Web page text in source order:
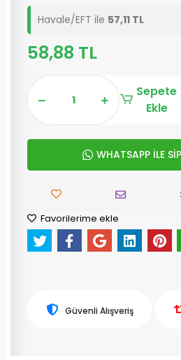
Havale/EFT ile 57,11 TL
58,88 TL
Sepete
Ekle
WHATSAPP İLE
Favorilerime ekle
Güvenli Alışveriş